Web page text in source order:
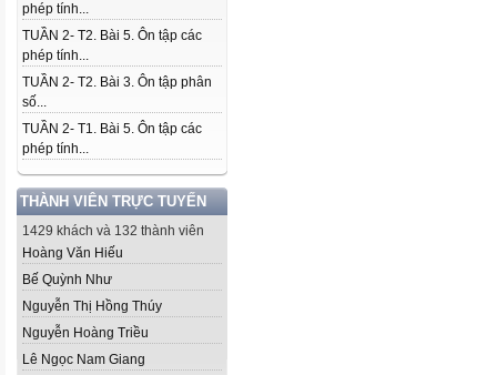
phép tính...
TUẦN 2- T2. Bài 5. Ôn tập các
phép tính...
TUẦN 2- T2. Bài 3. Ôn tập phân
số...
TUẦN 2- T1. Bài 5. Ôn tập các
phép tính...
THÀNH VIÊN TRỰC TUYẾN
1429 khách và 132 thành viên
Hoàng Văn Hiếu
Bế Quỳnh Như
Nguyễn Thị Hồng Thúy
Nguyễn Hoàng Triều
Lê Ngọc Nam Giang